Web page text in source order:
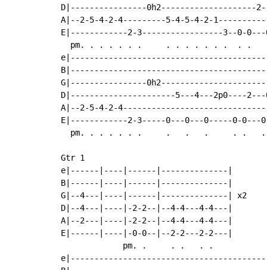
D|----------------0h2--------------------
A|--2-5-4-2-4---------5-4-5-4-2-
E|------------2-3-----------------3--0-0---
pm. . . . . . .     . . . . . . .  . .
G|----------------
D|----------------------5---4---2p0----2---
A|--2-5-4-2-
E|------------2-3-----0---0---0-----0-0---
pm. . . . . . .     .   .   .     . .
Gtr 1
e|------|----|------|--------------|
B|------|----|------|--------------|
G|--4---|----|------|--------------| x2
D|--4---|----|-2-2--|--4-4---4-4---|
A|--2---|----|-2-2--|--4-4---4-4---|
E|------|----|-0-0--|--2-2---2-2---|
             pm. .     . .   . .